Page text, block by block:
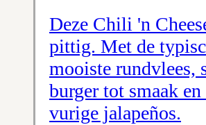
Deze Chili 'n
pittig. Met de
mooiste rundvlees,
burger tot smaak
vurige jalapeños.